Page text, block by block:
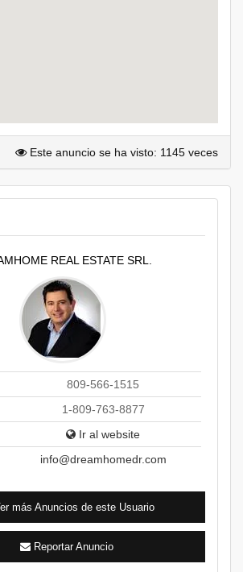
Este anuncio se ha visto: 1145 veces
REAL ESTATE SRL.
809-566-1515
1-809-763-8877
Ir al website
info@dreamhomedr.com
más Anuncios de este Usuario
Reportar Anuncio